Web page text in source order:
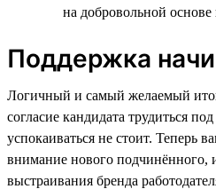
на добровольной
Поддержка
Логичный и самый желаемый
согласие кандидата трудиться
успокаиваться не стоит. Теперь
внимание нового подчинённого,
выстраивания бренда